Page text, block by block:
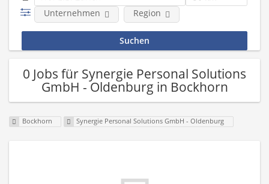
Unternehmen Region
0 Jobs für Synergie Personal Solutions
GmbH - Oldenburg in Bockhorn
Bockhorn Synergie Personal Solutions GmbH - Oldenburg